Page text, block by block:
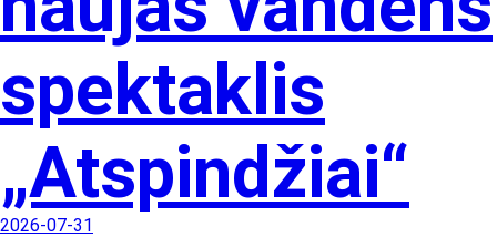
spektaklis
„Atspindžiai“
2026-07-31